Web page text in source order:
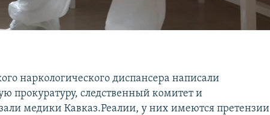
наркологического диспансера написали
прокуратуру, следственный комитет и
медики Кавказ.Реалии, у них имеются претензии